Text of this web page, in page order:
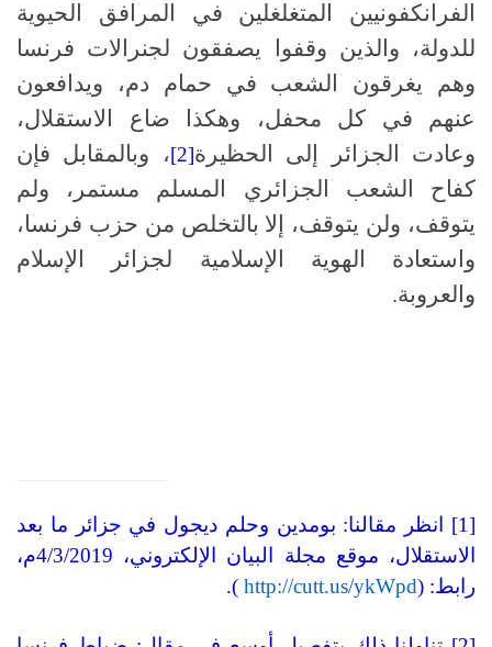
الفرانكفونيين المتغلغلين في المرافق الحيوية
للدولة، والذين وقفوا يصفقون لجنرالات فرنسا
وهم يغرقون الشعب في حمام دم، ويدافعون
عنهم في كل محفل، وهكذا ضاع الاستقلال،
وعادت الجزائر إلى الحظيرة[2]
، وبالمقابل فإن
كفاح الشعب الجزائري المسلم مستمر، ولم
يتوقف، ولن يتوقف، إلا بالتخلص من حزب فرنسا،
واستعادة الهوية الإسلامية لجزائر الإسلام
والعروبة.
[1] انظر مقالنا: بومدين وحلم ديجول في جزائر ما بعد
الاستقلال، موقع مجلة البيان الإلكتروني، 4/3/2019م،
رابط: (http://cutt.us/ykWpd
).